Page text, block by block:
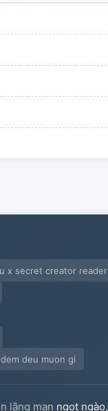
x secret creator reader
deu muon gi
lãng mạn ngọt ngào,